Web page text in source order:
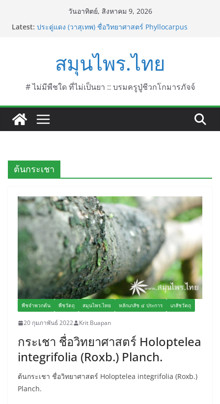
วันอาทิตย์, สิงหาคม 9, 2026
Latest: ประดู่แดง (วาสุเทพ) ชื่อวิทยาศาสตร์ Phyllocarpus
pulchella L. (Firework)
บานไม่รู้โรยป่า ชื่อวิทยาศาสตร์ Gomphrena
celosioides Mart.
บานไม่รู้โรย
บานเย็น ชื่อวิทยาศาสตร์ Mirabilis jalapa L.
สมุนไพร.ไทย
# ไม่มีพืชใด ที่ไม่เป็นยา :: บรมครูปู่ชีวกโกมารภัจจ์
ต้นกระเชา
พืชจำพวกต้น พืชวัตถุ สมุนไพร.ไทย หลักเภสัช ๔ ประการ เภสัชวัตถุ
20 กุมภาพันธ์ 2022 Krit Buapan
กระเชา ชื่อวิทยาศาสตร์ Holoptelea
integrifolia (Roxb.) Planch.
ต้นกระเชา ชื่อวิทยาศาสตร์ Holoptelea integrifolia (Roxb.)
Planch.